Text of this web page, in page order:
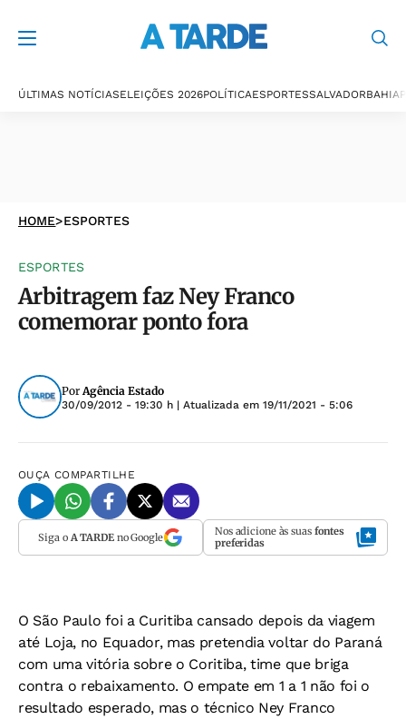
ÚLTIMAS NOTÍCIASELEIÇÕES 2026POLÍTICAESPORTESSALVADORBAHIA
HOME>ESPORTES
ESPORTES
Arbitragem faz Ney Franco
comemorar ponto fora
PorAgência Estado
30/09/2012 - 19:30 h | Atualizada em 19/11/2021 - 5:06
OUÇA COMPARTILHE
Siga o A TARDEno Google Nos adicione às suas fontes
preferidas
O São Paulo foi a Curitiba cansado depois da viagem
até Loja, no Equador, mas pretendia voltar do Paraná
com uma vitória sobre o Coritiba, time que briga
contra o rebaixamento. O empate em 1 a 1 não foi o
resultado esperado, mas o técnico Ney Franco